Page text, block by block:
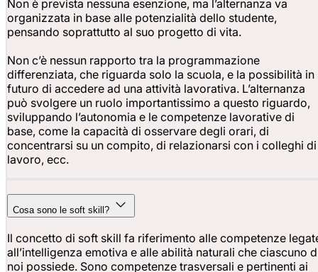
Non è prevista nessuna esenzione, ma l’alternanza va
organizzata in base alle potenzialità dello studente,
pensando soprattutto al suo progetto di vita.
Non c’è nessun rapporto tra la programmazione
differenziata, che riguarda solo la scuola, e la possibilità in
futuro di accedere ad una attività lavorativa. L’alternanza
può svolgere un ruolo importantissimo a questo riguardo,
sviluppando l’autonomia e le competenze lavorative di
base, come la capacità di osservare degli orari, di
concentrarsi su un compito, di relazionarsi con i colleghi di
lavoro, ecc.
Cosa sono le soft skill?
Il concetto di soft skill fa riferimento alle competenze
all’intelligenza emotiva e alle abilità naturali che ciascuno
noi possiede. Sono competenze trasversali e pertinenti ai